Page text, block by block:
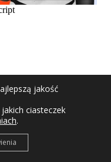
jakość
ciasteczek
.